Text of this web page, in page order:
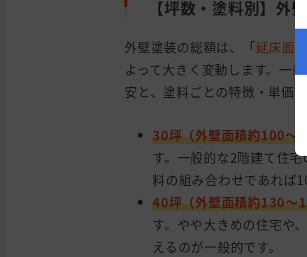
【坪数・塗料別】外
外壁塗装の総額は、「延床面
よって大きく変動します。一
安と、塗料ごとの特徴・単価
30坪（外壁面積約100〜
す。一般的な2階建て住
料の組み合わせであれば
40坪（外壁面積約130〜
す。やや大きめの住宅や
えるのが一般的です。